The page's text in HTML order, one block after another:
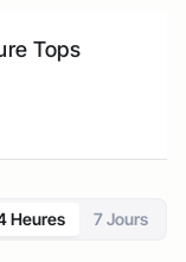
Tops
Heures 7 Jours